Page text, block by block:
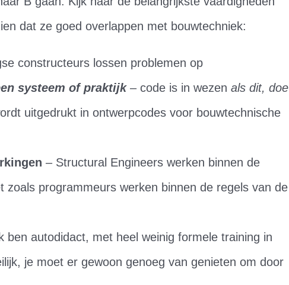
dat ze goed overlappen met bouwtechniek:
constructeurs lossen problemen op
systeem of praktijk– code is in wezen als dit, doe
uitgedrukt in ontwerpcodes voor bouwtechnische
– Structural Engineers werken binnen de
zoals programmeurs werken binnen de regels van de
ben autodidact, met heel weinig formele training in
je moet er gewoon genoeg van genieten om door